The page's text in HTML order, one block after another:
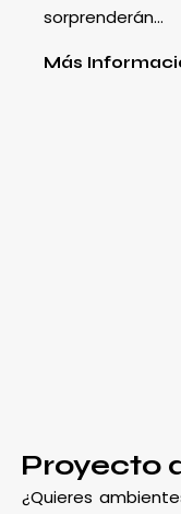
sorprenderán…
Más
Proyecto
¿Quieres